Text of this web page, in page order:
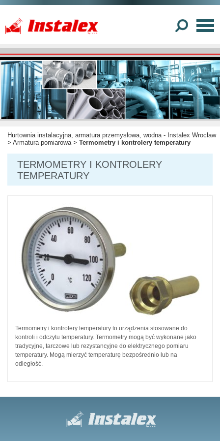
Hurtownia instalacyjna, armatura przemysłowa, wodna - Instalex Wrocław
> Armatura pomiarowa> Termometry i kontrolery temperatury
TERMOMETRY I KONTROLERY
TEMPERATURY
Termometry i kontrolery temperatury to urządzenia stosowane do
kontroli i odczytu temperatury. Termometry mogą być wykonane jako
tradycyjne, tarczowe lub rezystancyjne do elektrycznego pomiaru
temperatury. Mogą mierzyć temperaturę bezpośrednio lub na
odległość.